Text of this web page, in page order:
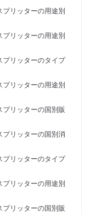
プリッターの用途別
プリッターの用途別
プリッターのタイプ
プリッターの用途別
プリッターの国別販
プリッターの国別消
プリッターのタイプ
プリッターの用途別
プリッターの国別販